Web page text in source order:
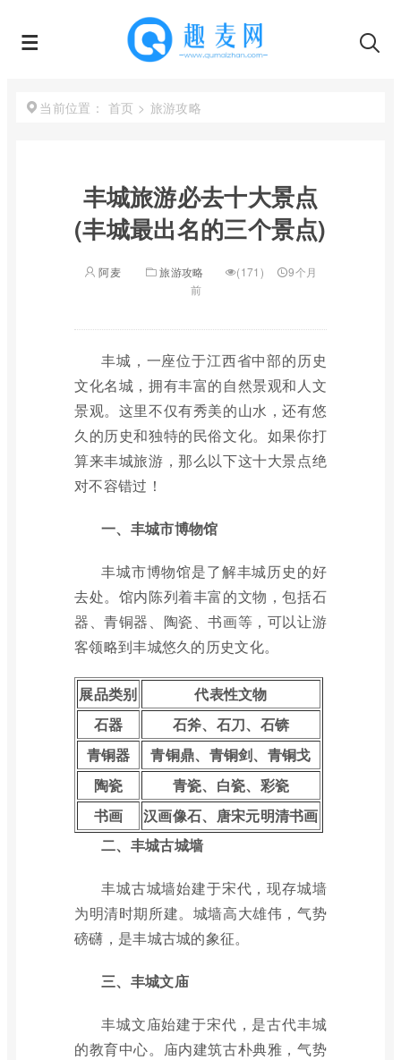
当前位置： 首页 > 旅游攻略
丰城旅游必去十大景点
(丰城最出名的三个景点)
阿麦 旅游攻略 (171)
9个月
前
丰城，一座位于江西省中部的历史
文化名城，拥有丰富的自然景观和人文
景观。这里不仅有秀美的山水，还有悠
久的历史和独特的民俗文化。如果你打
算来丰城旅游，那么以下这十大景点绝
对不容错过！
一、丰城市博物馆
丰城市博物馆是了解丰城历史的好
去处。馆内陈列着丰富的文物，包括石
器、青铜器、陶瓷、书画等，可以让游
客领略到丰城悠久的历史文化。
展品类别
代表性文物
石器
石斧、石刀、石锛
青铜器
青铜鼎、青铜剑、青铜戈
陶瓷
青瓷、白瓷、彩瓷
书画
汉画像石、唐宋元明清书画
二、丰城古城墙
丰城古城墙始建于宋代，现存城墙
为明清时期所建。城墙高大雄伟，气势
磅礴，是丰城古城的象征。
三、丰城文庙
丰城文庙始建于宋代，是古代丰城
的教育中心。庙内建筑古朴典雅，气势